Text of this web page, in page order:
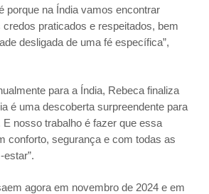
porque na Índia vamos encontrar
praticados e respeitados, bem
desligada de uma fé específica”,
para a Índia, Rebeca finaliza
é uma descoberta surpreendente para
nosso trabalho é fazer que essa
conforto, segurança e com todas as
agora em novembro de 2024 e em